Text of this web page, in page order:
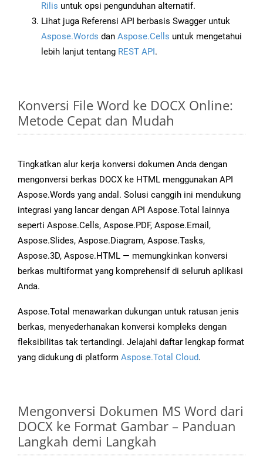
Rilis untuk opsi pengunduhan alternatif.
Lihat juga Referensi API berbasis Swagger untuk
Aspose.Words dan Aspose.Cells untuk mengetahui
lebih lanjut tentang REST API.
Konversi File Word ke DOCX Online:
Metode Cepat dan Mudah
Tingkatkan alur kerja konversi dokumen Anda dengan
mengonversi berkas DOCX ke HTML menggunakan API
Aspose.Words yang andal. Solusi canggih ini mendukung
integrasi yang lancar dengan API Aspose.Total lainnya
seperti Aspose.Cells, Aspose.PDF, Aspose.Email,
Aspose.Slides, Aspose.Diagram, Aspose.Tasks,
Aspose.3D, Aspose.HTML — memungkinkan konversi
berkas multiformat yang komprehensif di seluruh aplikasi
Anda.
Aspose.Total menawarkan dukungan untuk ratusan jenis
berkas, menyederhanakan konversi kompleks dengan
fleksibilitas tak tertandingi. Jelajahi daftar lengkap format
yang didukung di platform Aspose.Total Cloud.
Mengonversi Dokumen MS Word dari
DOCX ke Format Gambar – Panduan
Langkah demi Langkah